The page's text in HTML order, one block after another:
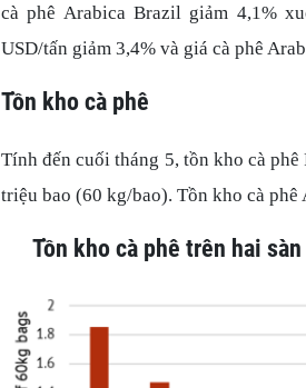
cà phê Arabica Brazil giảm 4,1%
USD/tấn giảm 3,4% và giá cà phê
Tồn kho cà phê
Tính đến cuối tháng 5, tồn kho cà
triệu bao (60 kg/bao). Tồn kho cà phê
Tồn kho cà phê trên hai